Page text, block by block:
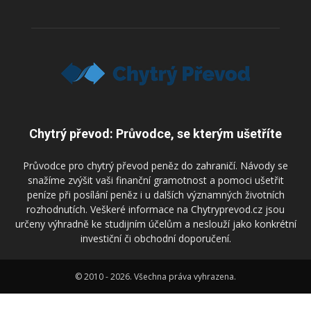
Chytrý převod: Průvodce, se kterým ušetříte
Průvodce pro chytrý převod peněz do zahraničí. Návody se
snažíme zvýšit vaši finanční gramotnost a pomoci ušetřit
peníze při posílání peněz i u dalších významných životních
rozhodnutích. Veškeré informace na Chytryprevod.cz jsou
určeny výhradně ke studijním účelům a neslouží jako konkrétní
investiční či obchodní doporučení.
© 2010 - 2026. Všechna práva vyhrazena.